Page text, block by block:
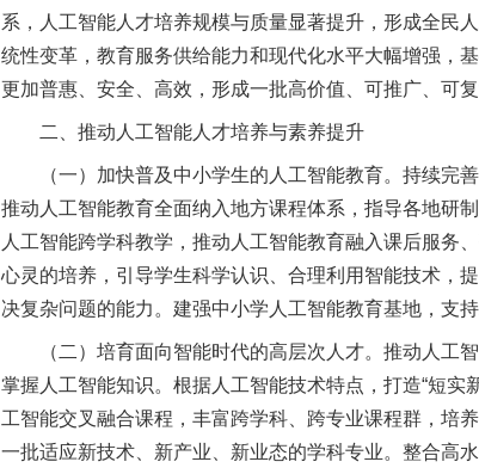
系，人工智能人才培养规模与质量显著提升，形成全民
统性变革，教育服务供给能力和现代化水平大幅增强，
更加普惠、安全、高效，形成一批高价值、可推广、可
二、推动人工智能人才培养与素养提升
（一）加快普及中小学生的人工智能教育。持续完善
推动人工智能教育全面纳入地方课程体系，指导各地研
人工智能跨学科教学，推动人工智能教育融入课后服务
心灵的培养，引导学生科学认识、合理利用智能技术，
决复杂问题的能力。建强中小学人工智能教育基地，支
（二）培育面向智能时代的高层次人才。推动人工智
掌握人工智能知识。根据人工智能技术特点，打造“短实
工智能交叉融合课程，丰富跨学科、跨专业课程群，培
一批适应新技术、新产业、新业态的学科专业。整合高